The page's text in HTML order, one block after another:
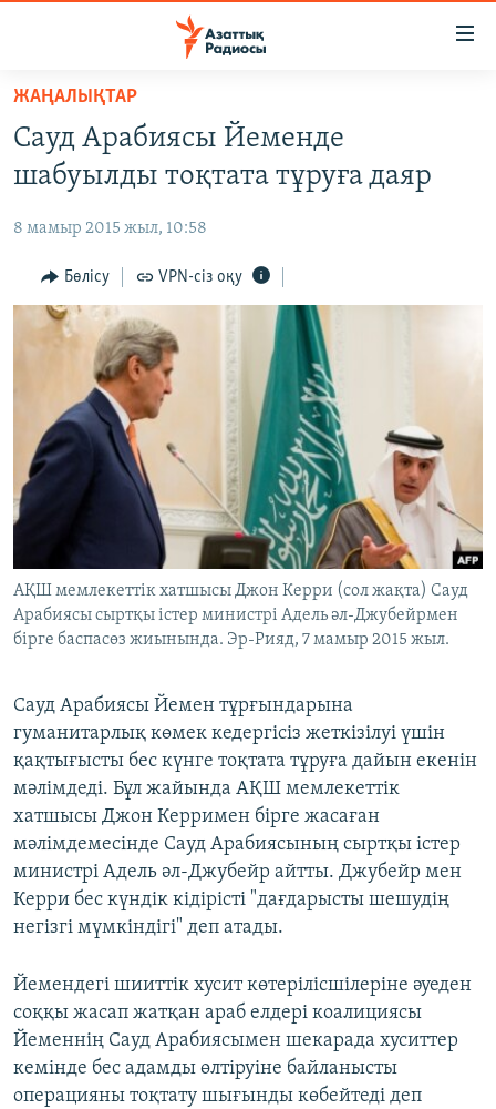
Skip
main
content
to
Navigation
Skip
САЯСАТ
AZATTYQTV
ҚАҢТАР ОҚИҒАСЫ
АДАМ ҚҰҚЫҚТАРЫ
ӘЛЕУМЕТ
АРНАЙЫ ЖОБАЛАР
Русский
ЖАЗЫЛЫҢЫЗ
Басқа тілдерде
ЖАҢАЛЫҚТАР
Сауд Арабиясы Йеменде
шабуылды тоқтата тұруға даяр
8 мамыр 2015 жыл, 10:58
Бөлісу VPN-сіз оқу
АҚШ мемлекеттік хатшысы Джон Керри (сол жақта) Сауд
Арабиясы сыртқы істер министрі Адель әл-Джубейрмен
бірге баспасөз жиынында. Эр-Рияд, 7 мамыр 2015 жыл.
Сауд Арабиясы Йемен тұрғындарына
гуманитарлық көмек кедергісіз жеткізілуі үшін
қақтығысты бес күнге тоқтата тұруға дайын екенін
мәлімдеді. Бұл жайында АҚШ мемлекеттік
хатшысы Джон Керримен бірге жасаған
мәлімдемесінде Сауд Арабиясының сыртқы істер
министрі Адель әл-Джубейр айтты. Джубейр мен
Керри бес күндік кідірісті "дағдарысты шешудің
негізгі мүмкіндігі" деп атады.
Йемендегі шииттік хусит көтерілісшілеріне әуеден
соққы жасап жатқан араб елдері коалициясы
Йеменнің Сауд Арабиясымен шекарада хуситтер
кемінде бес адамды өлтіруіне байланысты
операцияны тоқтату шығынды көбейтеді деп